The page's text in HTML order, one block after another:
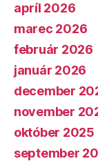
apríl 2026
marec 2026
február 2026
január 2026
december
november
október 2025
september